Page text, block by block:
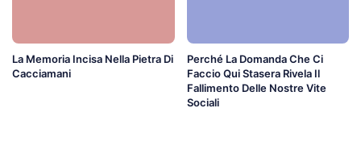
La Memoria Incisa Nella Pietra Di
Cacciamani
Perché La Domanda Che Ci
Faccio Qui Stasera Rivela Il
Fallimento Delle Nostre Vite
Sociali